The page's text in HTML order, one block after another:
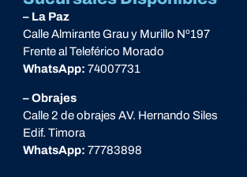
– La Paz
Calle Almirante Grau y Murillo Nº197
Frente al Teleférico Morado
WhatsApp: 74007731
– Obrajes
Calle 2 de obrajes AV. Hernando Siles
Edif. Timora
WhatsApp: 77783898